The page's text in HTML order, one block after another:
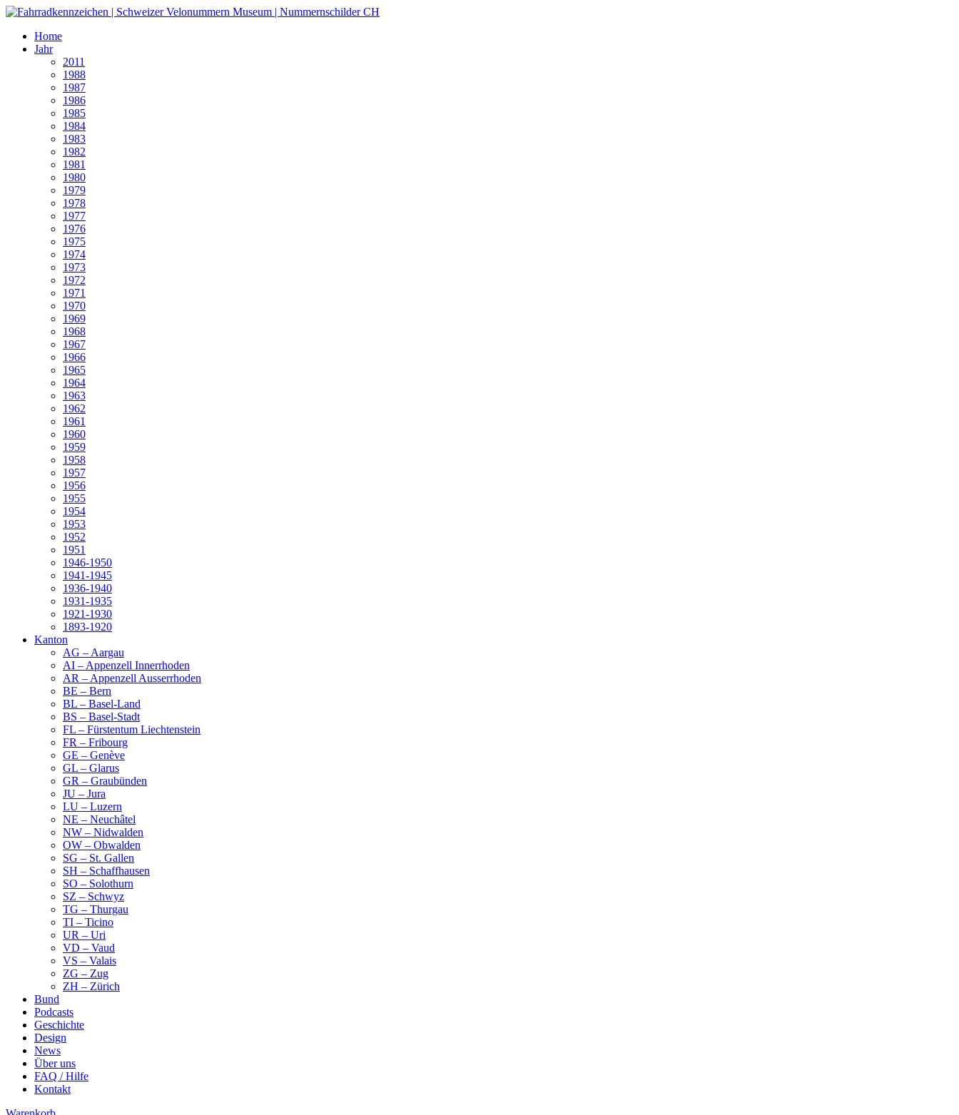
Home
Jahr
2011
1988
1987
1986
1985
1984
1983
1982
1981
1980
1979
1978
1977
1976
1975
1974
1973
1972
1971
1970
1969
1968
1967
1966
1965
1964
1963
1962
1961
1960
1959
1958
1957
1956
1955
1954
1953
1952
1951
1946-1950
1941-1945
1936-1940
1931-1935
1921-1930
1893-1920
Kanton
AG – Aargau
AI – Appenzell Innerrhoden
AR – Appenzell Ausserrhoden
BE – Bern
BL – Basel-Land
BS – Basel-Stadt
FL – Fürstentum Liechtenstein
FR – Fribourg
GE – Genève
GL – Glarus
GR – Graubünden
JU – Jura
LU – Luzern
NE – Neuchâtel
NW – Nidwalden
OW – Obwalden
SG – St. Gallen
SH – Schaffhausen
SO – Solothurn
SZ – Schwyz
TG – Thurgau
TI – Ticino
UR – Uri
VD – Vaud
VS – Valais
ZG – Zug
ZH – Zürich
Bund
Podcasts
Geschichte
Design
News
Über uns
FAQ / Hilfe
Kontakt